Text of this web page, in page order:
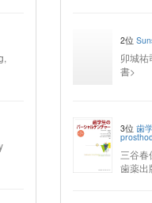
2位
卯城祐
書>
3位歯
三谷春
歯薬出